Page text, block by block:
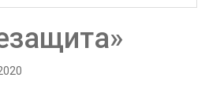
как защитить свой бизнес?